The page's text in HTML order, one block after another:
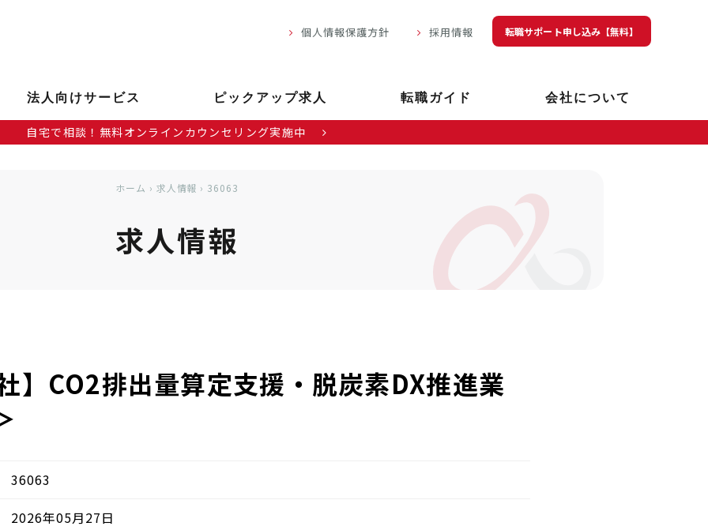
個人情報保護方針 採用情報 転職サポート申し込み【無料】
法人向けサービス ピックアップ求人 転職ガイド 会社について
自宅で相談！無料オンラインカウンセリング実施中
ホーム › 求人情報 › 36063
求人情報
】CO2排出量算定支援・脱炭素DX推進業
36063
2026年05月27日